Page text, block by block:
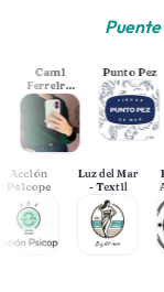
Cami
Ferreiro
Beauty
Punto Pez
Acción
Psicope
Luz del Mar
- Textil